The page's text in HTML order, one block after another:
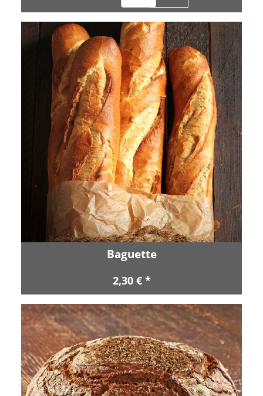
Baguette
2,30 € *